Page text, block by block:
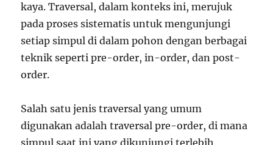
kaya. Traversal, dalam konteks ini, merujuk
pada proses sistematis untuk mengunjungi
setiap simpul di dalam pohon dengan berbagai
teknik seperti pre-order, in-order, dan post-
order.
Salah satu jenis traversal yang umum
digunakan adalah traversal pre-order, di mana
simpul saat ini yang dikunjungi terlebih